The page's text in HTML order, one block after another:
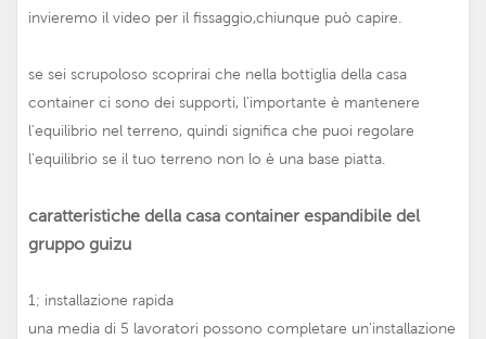
invieremo il video per il fissaggio,chiunque può capire.
se sei scrupoloso scoprirai che nella bottiglia della casa
container ci sono dei supporti, l'importante è mantenere
l'equilibrio nel terreno, quindi significa che puoi regolare
l'equilibrio se il tuo terreno non lo è una base piatta.
caratteristiche della casa container espandibile del
gruppo guizu
1; installazione rapida
una media di 5 lavoratori possono completare un'installazione